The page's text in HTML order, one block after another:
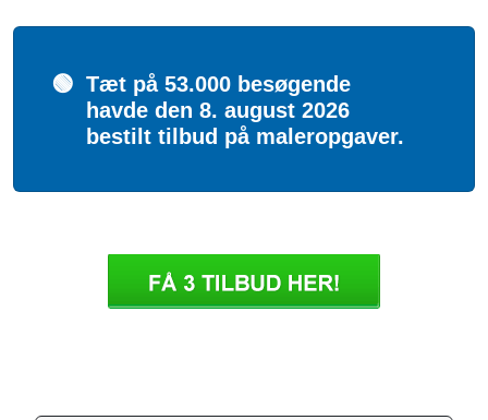
🟢 Tæt på 53.000 besøgende
havde den 8. august 2026
bestilt tilbud på maleropgaver.